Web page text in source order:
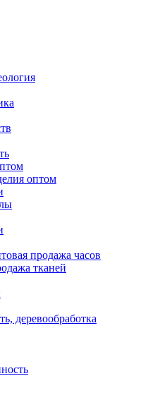
оптом
продажа часов
тканей
деревообработка